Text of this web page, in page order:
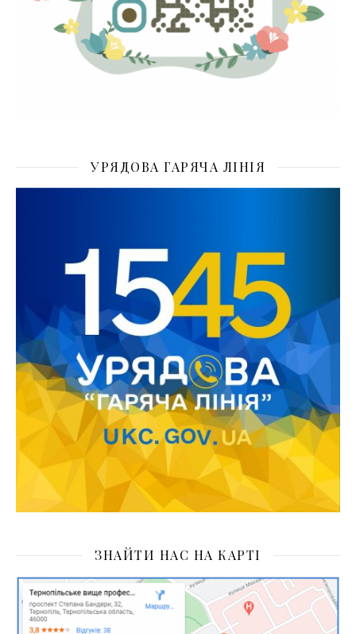
УРЯДОВА ГАРЯЧА ЛІНІЯ
ЗНАЙТИ НАС НА КАРТІ